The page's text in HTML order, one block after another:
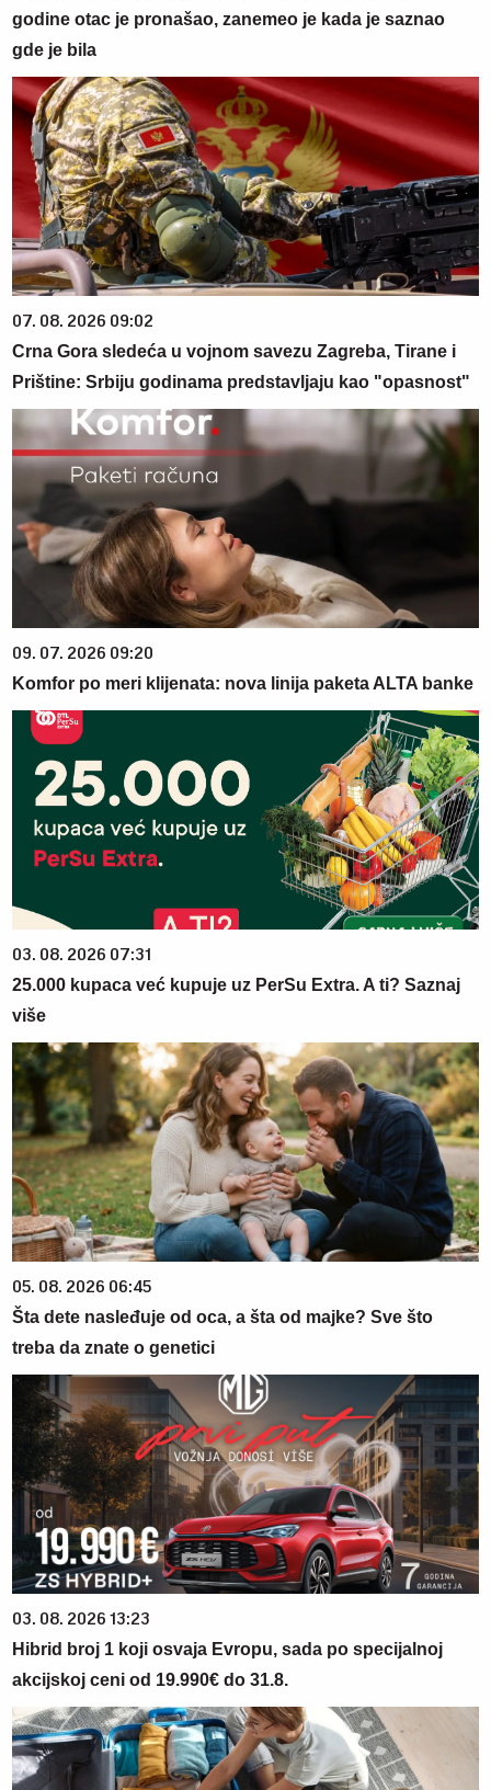
godine otac je pronašao, zanemeo je kada je saznao
gde je bila
07. 08. 2026 09:02
Crna Gora sledeća u vojnom savezu Zagreba, Tirane i
Prištine: Srbiju godinama predstavljaju kao "opasnost"
09. 07. 2026 09:20
Komfor po meri klijenata: nova linija paketa ALTA banke
03. 08. 2026 07:31
25.000 kupaca već kupuje uz PerSu Extra. A ti? Saznaj
više
05. 08. 2026 06:45
Šta dete nasleđuje od oca, a šta od majke? Sve što
treba da znate o genetici
03. 08. 2026 13:23
Hibrid broj 1 koji osvaja Evropu, sada po specijalnoj
akcijskoj ceni od 19.990€ do 31.8.